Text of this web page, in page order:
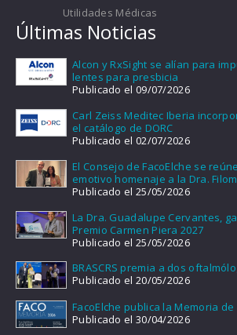
Utilidades Médicas
Últimas Noticias
Alcon y RxSight se alían para
lentes para presbicia
Publicado el 09/07/2026
Carl Zeiss Meditec Iberia
el catálogo de DORC
Publicado el 02/07/2026
El Consejo de FacoElche se
emotivo homenaje a la Dra.
Publicado el 25/05/2026
La Dra. Guadalupe Cervantes,
Premio Carmen Piera 2027
Publicado el 25/05/2026
BRASCRS premia a dos
Publicado el 20/05/2026
FacoElche publica la Memoria de
Publicado el 30/04/2026